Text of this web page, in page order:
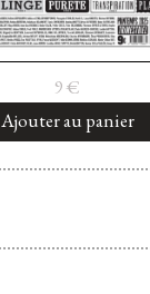
9€
Ajouter au panier